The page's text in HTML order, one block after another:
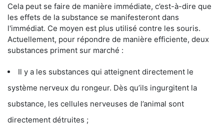
Cela peut se faire de manière immédiate, c’est-à-dire que
les effets de la substance se manifesteront dans
l'immédiat. Ce moyen est plus utilisé contre les souris.
Actuellement, pour répondre de manière efficiente, deux
substances priment sur marché :
Il y a les substances qui atteignent directement le
système nerveux du rongeur. Dès qu’ils ingurgitent la
substance, les cellules nerveuses de l’animal sont
directement détruites ;